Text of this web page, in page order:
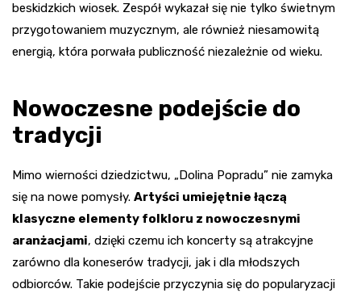
beskidzkich wiosek. Zespół wykazał się nie tylko świetnym
przygotowaniem muzycznym, ale również niesamowitą
energią, która porwała publiczność niezależnie od wieku.
Nowoczesne podejście do
tradycji
Mimo wierności dziedzictwu, „Dolina Popradu” nie zamyka
się na nowe pomysły. Artyści umiejętnie łączą
klasyczne elementy folkloru z nowoczesnymi
aranżacjami, dzięki czemu ich koncerty są atrakcyjne
zarówno dla koneserów tradycji, jak i dla młodszych
odbiorców. Takie podejście przyczynia się do popularyzacji